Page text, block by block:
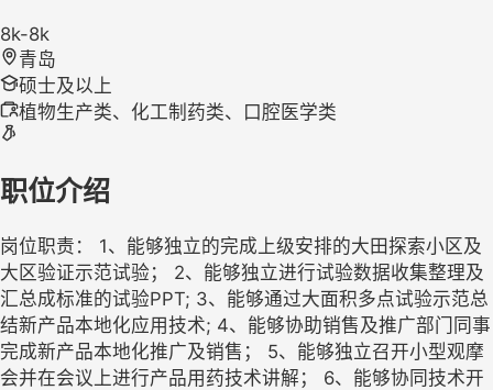
8k-8k
青岛
硕士及以上
植物生产类、化工制药类、口腔医学类
职位介绍
岗位职责： 1、能够独立的完成上级安排的大田探索小区及
大区验证示范试验； 2、能够独立进行试验数据收集整理及
汇总成标准的试验PPT; 3、能够通过大面积多点试验示范总
结新产品本地化应用技术; 4、能够协助销售及推广部门同事
完成新产品本地化推广及销售； 5、能够独立召开小型观摩
会并在会议上进行产品用药技术讲解； 6、能够协同技术开